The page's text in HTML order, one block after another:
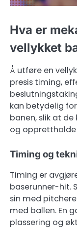
Hva er
vellykket
Å utføre en
presis timing,
kan betydelig
banen, slik at
og
Timing og
Timing er
baserunner-hit.
sin med
med ballen. En
plassering og